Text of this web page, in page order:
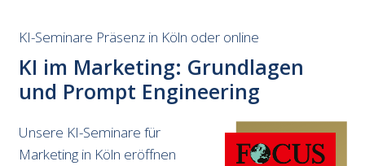
KI-Seminare Präsenz in Köln oder online
KI im Marketing: Grundlagen
und Prompt Engineering
Unsere KI-Seminare für
Marketing in Köln eröffnen